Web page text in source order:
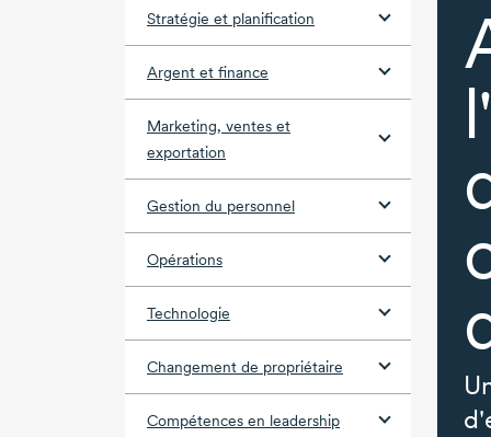
Stratégie et planification
Argent et finance
Marketing, ventes et
exportation
Gestion du personnel
Opérations
Technologie
Changement de propriétaire
Compétences en leadership